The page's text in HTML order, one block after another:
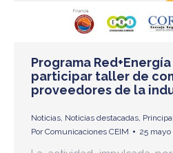
Programa
participar taller de
proveedores de la
Noticias, Noticias destacadas,
PorComunicaciones CEIM 25